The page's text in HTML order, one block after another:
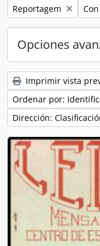
Remove filter:
Reportagem
Opciones
Imprimir vista
Ordenar por:
Dirección: